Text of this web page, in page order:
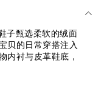
子甄选柔软的绒面
贝的日常穿搭注入
内衬与皮革鞋底，